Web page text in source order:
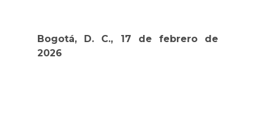
Bogotá, D. C., 17 de febrero de
2026